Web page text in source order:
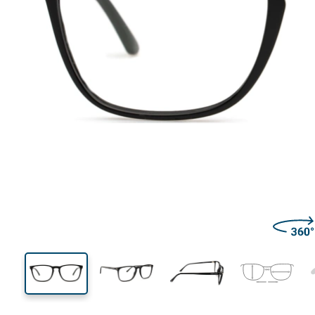
41 mm
Височина на стъклото Ширина на стъклото
Ширина
на